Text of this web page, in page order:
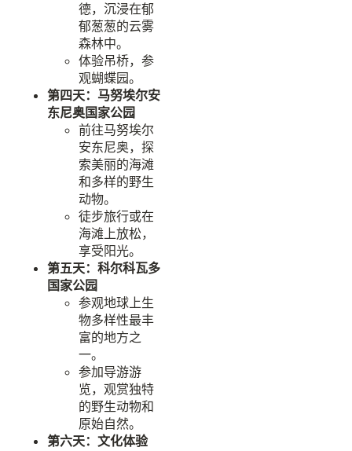
德，沉浸在郁
郁葱葱的云雾
森林中。
体验吊桥，参
观蝴蝶园。
第四天：马努埃尔安
东尼奥国家公园
前往马努埃尔
安东尼奥，探
索美丽的海滩
和多样的野生
动物。
徒步旅行或在
海滩上放松，
享受阳光。
第五天：科尔科瓦多
国家公园
参观地球上生
物多样性最丰
富的地方之
一。
参加导游游
览，观赏独特
的野生动物和
原始自然。
第六天：文化体验